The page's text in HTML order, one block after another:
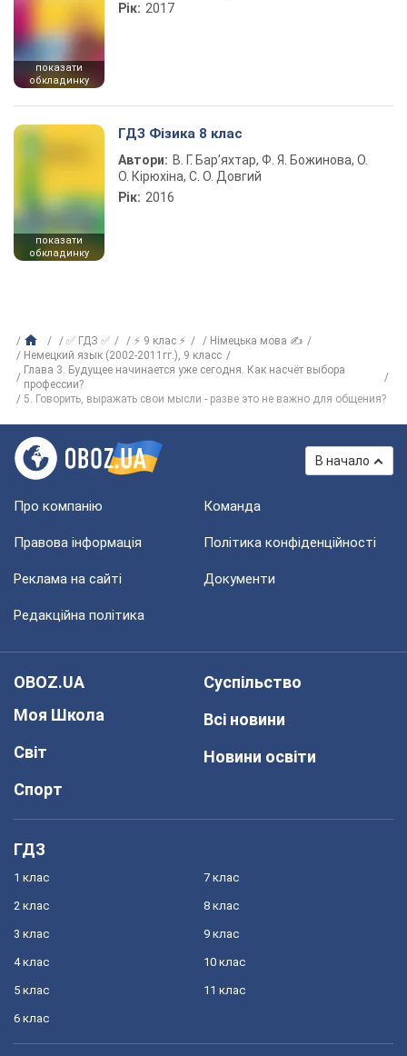
показати
обкладинку
Рік: 2017
показати
обкладинку
ГДЗ Фізика 8 клас
Автори: В. Г. Бар’яхтар, Ф. Я. Божинова, О.
О. Кірюхіна, С. О. Довгий
Рік: 2016
✅ ГДЗ ✅ ⚡ 9 клас ⚡
Німецька мова ✍
Немецкий язык (2002-2011гг.), 9 класс
Глава 3. Будущее начинается уже сегодня. Как насчёт выбора
профессии?
5. Говорить, выражать свои мысли - разве это не важно для общения?
В начало
Про компанію Команда
Правова інформація Політика конфіденційності
Реклама на сайті Документи
Редакційна політика
OBOZ.UA
Моя Школа
Світ
Спорт
Суспільство
Всі новини
Новини освіти
ГДЗ
1 клас
2 клас
3 клас
4 клас
5 клас
6 клас
7 клас
8 клас
9 клас
10 клас
11 клас